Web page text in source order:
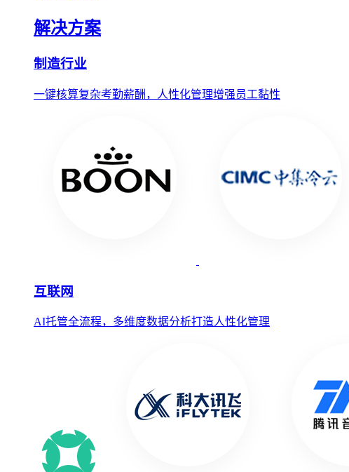
解决方案
制造行业
一键核算复杂考勤薪酬，人性化管理增强员工黏性
互联网
AI托管全流程，多维度数据分析打造人性化管理